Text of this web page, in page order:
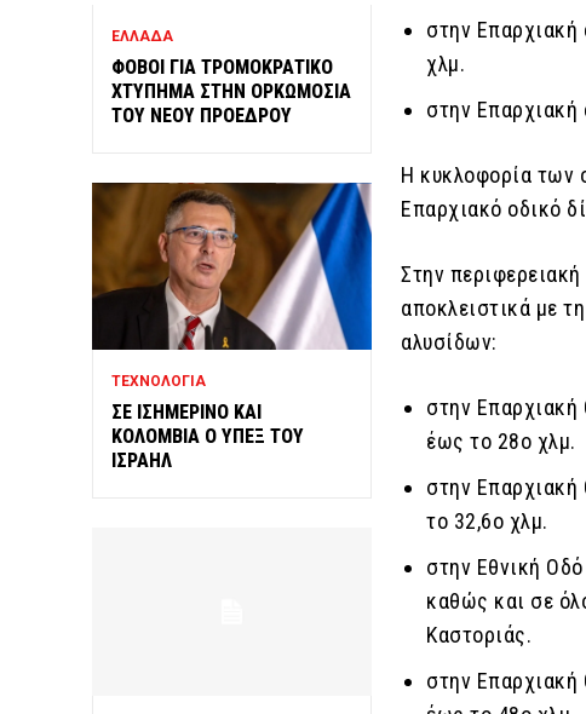
ΕΛΛΑΔΑ
ΦΟΒΟΙ ΓΙΑ ΤΡΟΜΟΚΡΑΤΙΚΟ
ΧΤΥΠΗΜΑ ΣΤΗΝ ΟΡΚΩΜΟΣΙΑ
ΤΟΥ ΝΕΟΥ ΠΡΟΕΔΡΟΥ
ΤΕΧΝΟΛΟΓΙΑ
ΣΕ ΙΣΗΜΕΡΙΝΟ ΚΑΙ
ΚΟΛΟΜΒΙΑ Ο ΥΠΕΞ ΤΟΥ
ΙΣΡΑΗΛ
στην Επαρχιακή
χλμ.
στην
Η κυκλοφορία των
Επαρχιακό οδικό
Στην περιφερειακή
αποκλειστικά με
αλυσίδων:
στην
έως το 28ο χλμ.
στην Επαρχιακή
το 32,6ο χλμ.
στην Εθνική
καθώς και σε
Καστοριάς.
στην